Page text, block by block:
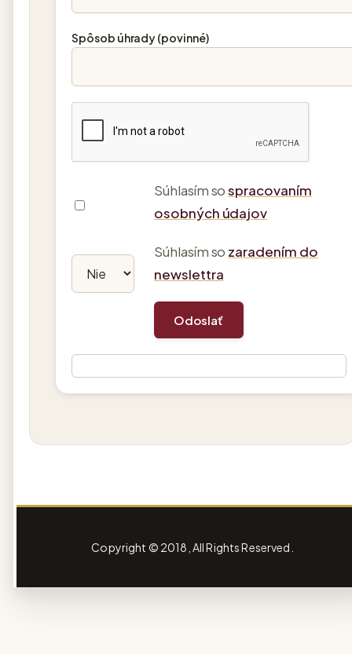
Spôsob úhrady (povinné)
Súhlasím sospracovaním
osobných údajov
Súhlasím so zaradením do
newslettra
Copyright © 2018, All Rights Reserved.